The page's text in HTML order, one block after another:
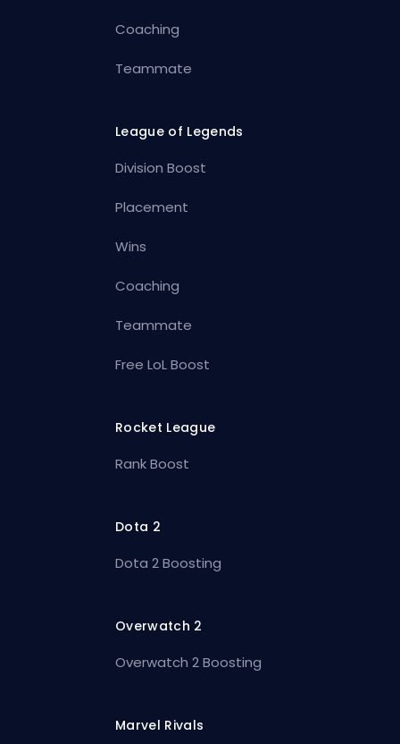
Coaching
Teammate
League of Legends
Division Boost
Placement
Wins
Coaching
Teammate
Free LoL Boost
Rocket League
Rank Boost
Dota 2
Dota 2 Boosting
Overwatch 2
Overwatch 2 Boosting
Marvel Rivals